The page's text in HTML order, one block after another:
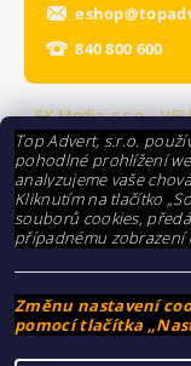
eshop@
840 800 600
FK Media, s.r.o. -
Highwork, s.r.o. -
Top Advert, s.r.o.
pohodlné prohlížení
analyzujeme vaše
Kliknutím na tlačítko
souborů cookies,
případnému zobrazení
Změnu nastavení
pomocí tlačítka